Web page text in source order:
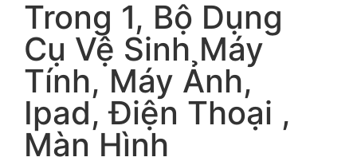
Trong 1, Bộ Dụng
Cụ Vệ Sinh Máy
Tính, Máy Ảnh,
Ipad, Điện Thoại ,
Màn Hình